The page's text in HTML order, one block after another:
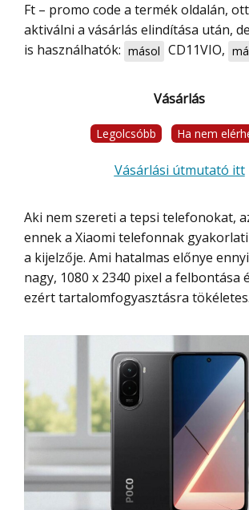
Ft – promo code a termék oldalán,
aktiválni a vásárlás elindítása után,
is használhatók: másol CD11VIO,
Vásárlás
Legolcsóbb Ha nem
Vásárlási útmutató itt
Aki nem szereti a tepsi telefonokat, az kerülje, mert
ennek a Xiaomi telefonnak
a kijelzője. Ami hatalmas előnye
nagy, 1080 x 2340 pixel a felbontása
ezért tartalomfogyasztásra tökéletes.